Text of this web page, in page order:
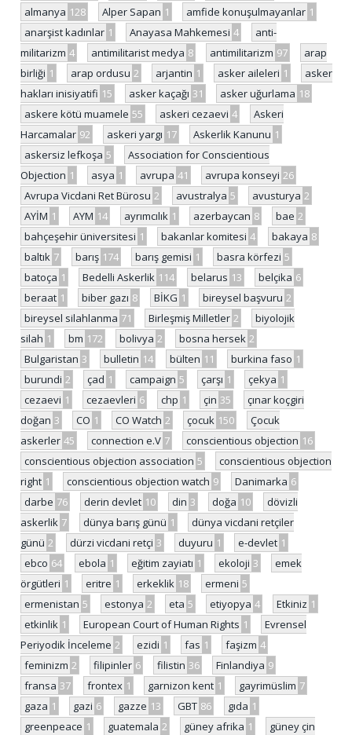
almanya 128 Alper Sapan 1 amfide konuşulmayanlar 1
anarşist kadınlar 1 Anayasa Mahkemesi 4
anti-
militarizm 4 antimilitarist medya 8 antimilitarizm 97
arap
birliği 1 arap ordusu 2 arjantin 1 asker aileleri 1
asker
hakları inisiyatifi 15 asker kaçağı 31 asker uğurlama 18
askere kötü muamele 55 askeri cezaevi 4
Askeri
Harcamalar 92 askeri yargı 17 Askerlik Kanunu 1
askersiz lefkoşa 5
Association for Conscientious
Objection 1 asya 1 avrupa 41 avrupa konseyi 26
Avrupa Vicdani Ret Bürosu 2 avustralya 5 avusturya 2
AYİM 1 AYM 14 ayrımcılık 1 azerbaycan 8 bae 2
bahçeşehir üniversitesi 1 bakanlar komitesi 4 bakaya 8
baltık 7 barış 174 barış gemisi 1 basra körfezi 5
batoça 1 Bedelli Askerlik 114 belarus 13 belçika 6
beraat 1 biber gazı 8 BİKG 1 bireysel başvuru 2
bireysel silahlanma 71 Birleşmiş Milletler 2
biyolojik
silah 1 bm 172 bolivya 2 bosna hersek 2
Bulgaristan 3 bulletin 14 bülten 11 burkina faso 1
burundi 2 çad 1 campaign 5 çarşı 1 çekya 1
cezaevi 1 cezaevleri 6 chp 1 çin 35
çınar koçgiri
doğan 3 CO 1 CO Watch 2 çocuk 150
Çocuk
askerler 45 connection e.V 7 conscientious objection 16
conscientious objection association 5
conscientious objection
right 1 conscientious objection watch 9 Danimarka 6
darbe 76 derin devlet 10 din 3 doğa 10
dövizli
askerlik 7 dünya barış günü 1
dünya vicdani retçiler
günü 2 dürzi vicdani retçi 3 duyuru 1 e-devlet 1
ebco 64 ebola 1 eğitim zayiatı 1 ekoloji 3
emek
örgütleri 1 eritre 1 erkeklik 18 ermeni 5
ermenistan 5 estonya 2 eta 5 etiyopya 4 Etkiniz 1
etkinlik 1 European Court of Human Rights 1
Evrensel
Periyodik İnceleme 2 ezidi 1 fas 1 faşizm 4
feminizm 2 filipinler 6 filistin 36 Finlandiya 9
fransa 37 frontex 1 garnizon kent 1 gayrimüslim 7
gaza 1 gazi 6 gazze 13 GBT 86 gıda 1
greenpeace 1 guatemala 2 güney afrika 1
güney çin